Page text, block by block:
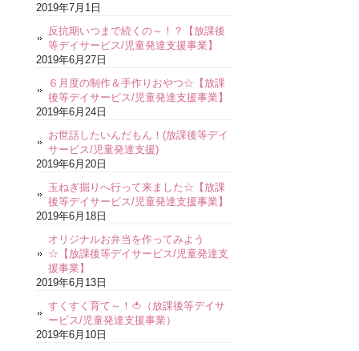
2019年7月1日
反抗期いつまで続くの～！？【放課後
等デイサービス/児童発達支援事業】
2019年6月27日
６月度の制作＆手作りおやつ☆【放課
後等デイサービス/児童発達支援事業】
2019年6月24日
お世話したいんだもん！(放課後等デイ
サービス/児童発達支援)
2019年6月20日
玉ねぎ掘りへ行って来ました☆【放課
後等デイサービス/児童発達支援事業】
2019年6月18日
オリジナルお弁当を作ってみよう
☆【放課後等デイサービス/児童発達支
援事業】
2019年6月13日
すくすく育て～！🍅（放課後等デイサ
ービス/児童発達支援事業）
2019年6月10日